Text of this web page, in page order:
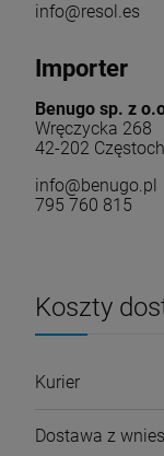
info@resol.es
Importer
Benugo sp. z
Wręczycka 268
42-202
info@benugo.pl
795 760 815
Koszty
Cena nie
Kurier
Dostawa z